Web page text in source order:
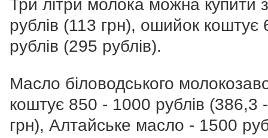
Три літри молока можна купити
рублів (113 грн), ошийок коштує
рублів (295 рублів).
Масло біловодського
коштує 850 - 1000 рублів (386,3
грн), Алтайське масло - 1500